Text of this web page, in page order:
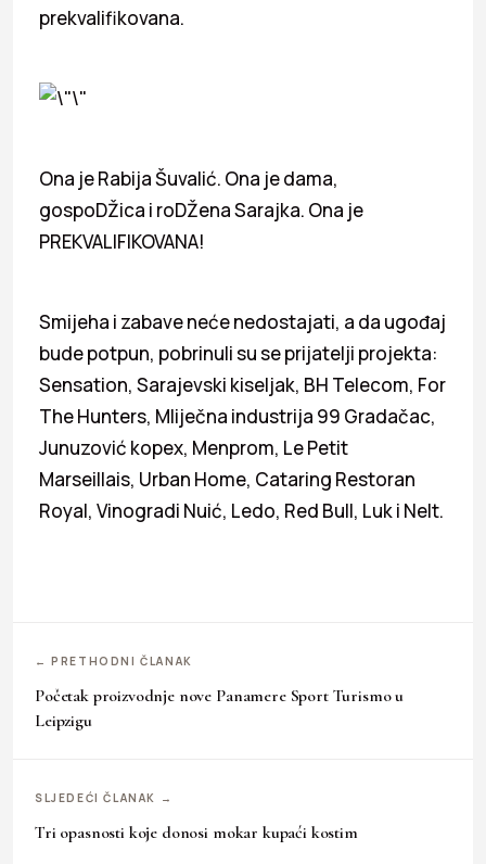
prekvalifikovana.
Ona je Rabija Šuvalić. Ona je dama,
gospoDŽica i roDŽena Sarajka. Ona je
PREKVALIFIKOVANA!
Smijeha i zabave neće nedostajati, a da ugođaj
bude potpun, pobrinuli su se prijatelji projekta:
Sensation, Sarajevski kiseljak, BH Telecom, For
The Hunters, Mliječna industrija 99 Gradačac,
Junuzović kopex, Menprom, Le Petit
Marseillais, Urban Home, Cataring Restoran
Royal, Vinogradi Nuić, Ledo, Red Bull, Luk i Nelt.
← PRETHODNI ČLANAK
Početak proizvodnje nove Panamere Sport Turismo u
Leipzigu
SLJEDEĆI ČLANAK →
Tri opasnosti koje donosi mokar kupaći kostim